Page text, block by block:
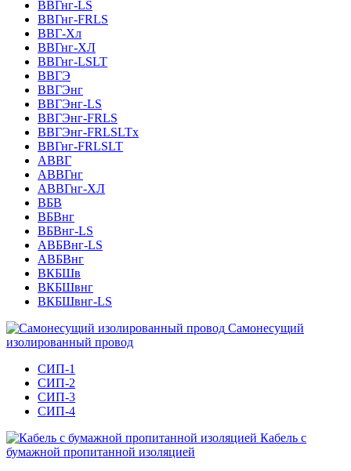
ВВГнг-LS
ВВГнг-FRLS
ВВГ-Хл
ВВГнг-ХЛ
ВВГнг-LSLT
ВВГЭ
ВВГЭнг
ВВГЭнг-LS
ВВГЭнг-FRLS
ВВГЭнг-FRLSLTх
ВВГнг-FRLSLT
АВВГ
АВВГнг
АВВГнг-ХЛ
ВБВ
ВБВнг
ВБВнг-LS
АВБВнг-LS
АВБВнг
ВКБШв
ВКБШвнг
ВКБШвнг-LS
Самонесущий
изолированный провод
СИП-1
СИП-2
СИП-3
СИП-4
Кабель с
бумажной пропитанной изоляцией